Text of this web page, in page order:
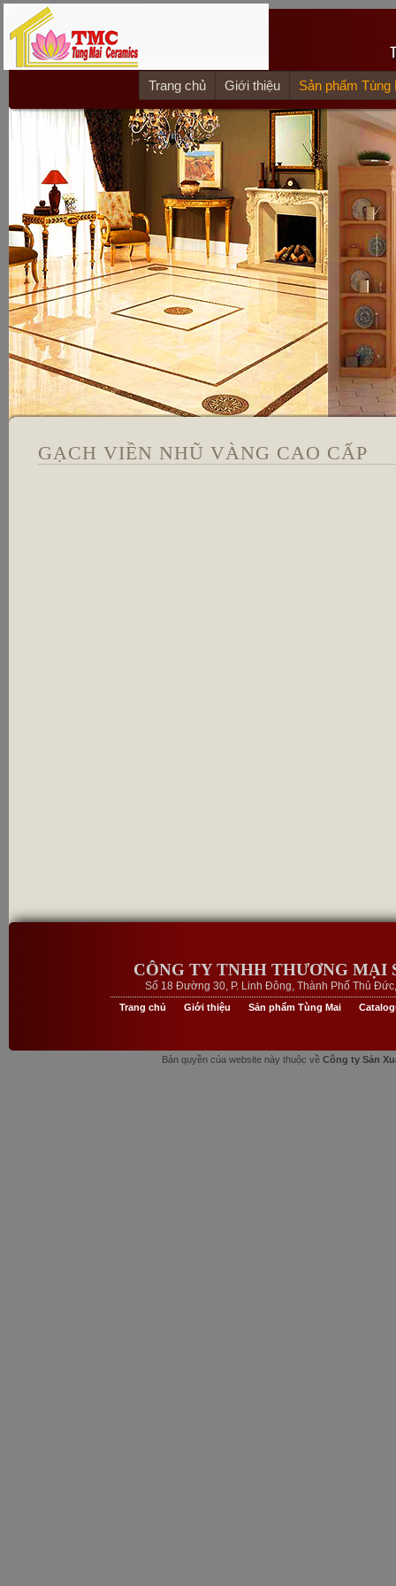
Trang chủ Giới thiệu Sản phẩm Tùng
GẠCH VIỀN NHŨ VÀNG CAO CẤP
CÔNG TY TNHH THƯƠNG
Số 18 Đường 30, P. Linh Đông, Thành Phố Thủ
Trang chủ Giới thiệu Sản phẩm Tùng Mai
Bản quyền của website này thuộc về Công ty Sản